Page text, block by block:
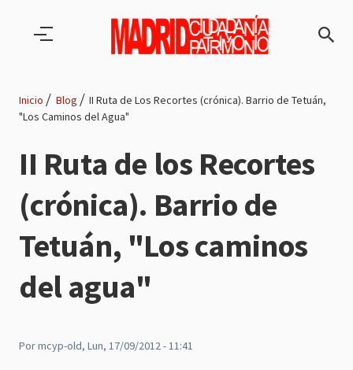
navegación
Inicio Blog
II Ruta de Los Recortes (crónica). Barrio de Tetuán,
"Los Caminos del Agua"
II Ruta de los Recortes
(crónica). Barrio de
Tetuán, "Los caminos
del agua"
Pormcyp-old, Lun, 17/09/2012 - 11:41